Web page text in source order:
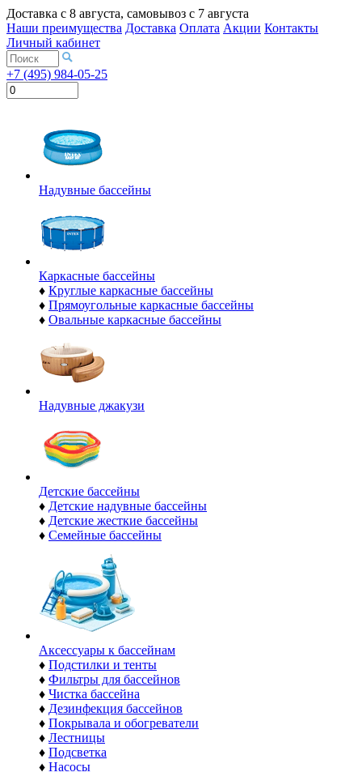
Доставка с 8 августа, самовывоз с 7 августа
Наши преимущества Доставка Оплата Акции Контакты
Личный кабинет
+7 (495) 984-05-25
Надувные бассейны
Каркасные бассейны
♦ Круглые каркасные бассейны
♦ Прямоугольные каркасные бассейны
♦ Овальные каркасные бассейны
Надувные джакузи
Детские бассейны
♦ Детские надувные бассейны
♦ Детские жесткие бассейны
♦ Семейные бассейны
Аксессуары к бассейнам
♦ Подстилки и тенты
♦ Фильтры для бассейнов
♦ Чистка бассейна
♦ Дезинфекция бассейнов
♦ Покрывала и обогреватели
♦ Лестницы
♦ Подсветка
♦ Насосы